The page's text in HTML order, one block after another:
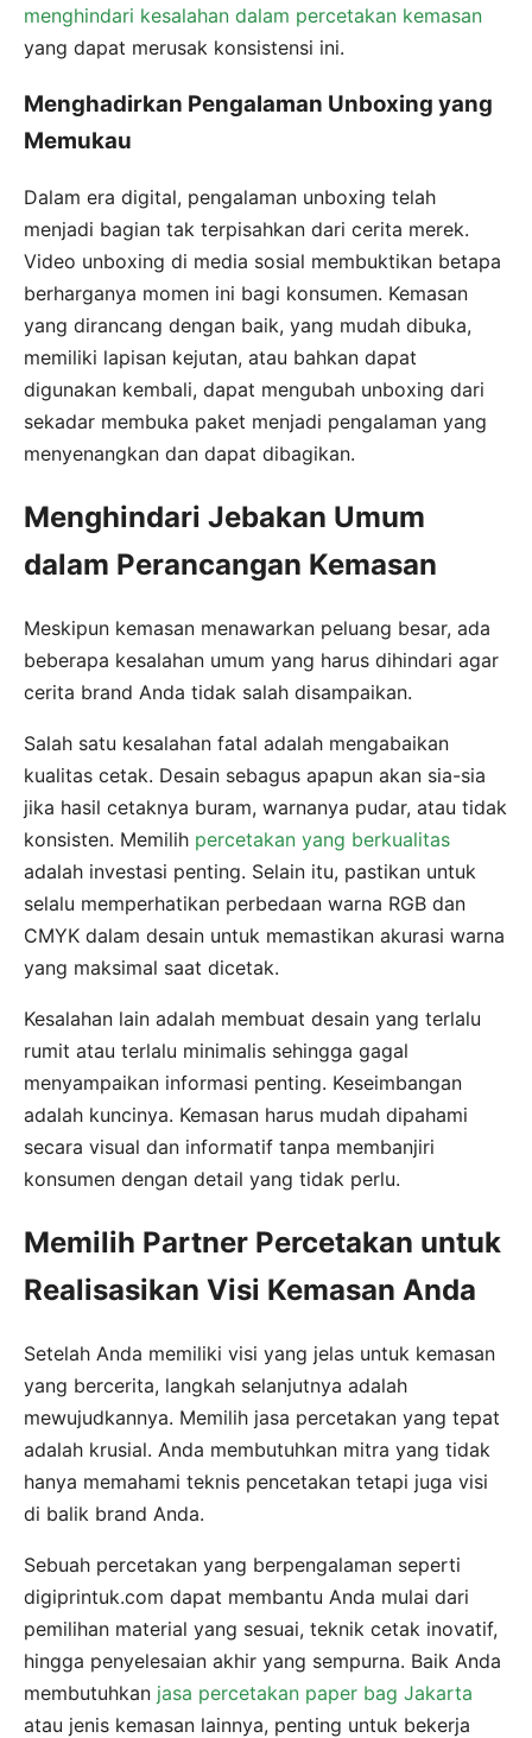
menghindari kesalahan dalam percetakan kemasan
yang dapat merusak konsistensi ini.
Menghadirkan Pengalaman Unboxing yang
Memukau
Dalam era digital, pengalaman unboxing telah
menjadi bagian tak terpisahkan dari cerita merek.
Video unboxing di media sosial membuktikan betapa
berharganya momen ini bagi konsumen. Kemasan
yang dirancang dengan baik, yang mudah dibuka,
memiliki lapisan kejutan, atau bahkan dapat
digunakan kembali, dapat mengubah unboxing dari
sekadar membuka paket menjadi pengalaman yang
menyenangkan dan dapat dibagikan.
Menghindari Jebakan Umum
dalam Perancangan Kemasan
Meskipun kemasan menawarkan peluang besar, ada
beberapa kesalahan umum yang harus dihindari agar
cerita brand Anda tidak salah disampaikan.
Salah satu kesalahan fatal adalah mengabaikan
kualitas cetak. Desain sebagus apapun akan sia-sia
jika hasil cetaknya buram, warnanya pudar, atau tidak
konsisten. Memilih percetakan yang berkualitas
adalah investasi penting. Selain itu, pastikan untuk
selalu memperhatikan perbedaan warna RGB dan
CMYK dalam desain untuk memastikan akurasi warna
yang maksimal saat dicetak.
Kesalahan lain adalah membuat desain yang terlalu
rumit atau terlalu minimalis sehingga gagal
menyampaikan informasi penting. Keseimbangan
adalah kuncinya. Kemasan harus mudah dipahami
secara visual dan informatif tanpa membanjiri
konsumen dengan detail yang tidak perlu.
Memilih Partner Percetakan untuk
Realisasikan Visi Kemasan Anda
Setelah Anda memiliki visi yang jelas untuk kemasan
yang bercerita, langkah selanjutnya adalah
mewujudkannya. Memilih jasa percetakan yang tepat
adalah krusial. Anda membutuhkan mitra yang tidak
hanya memahami teknis pencetakan tetapi juga visi
di balik brand Anda.
Sebuah percetakan yang berpengalaman seperti
digiprintuk.com dapat membantu Anda mulai dari
pemilihan material yang sesuai, teknik cetak inovatif,
hingga penyelesaian akhir yang sempurna. Baik Anda
membutuhkan jasa percetakan paper bag Jakarta
atau jenis kemasan lainnya, penting untuk bekerja